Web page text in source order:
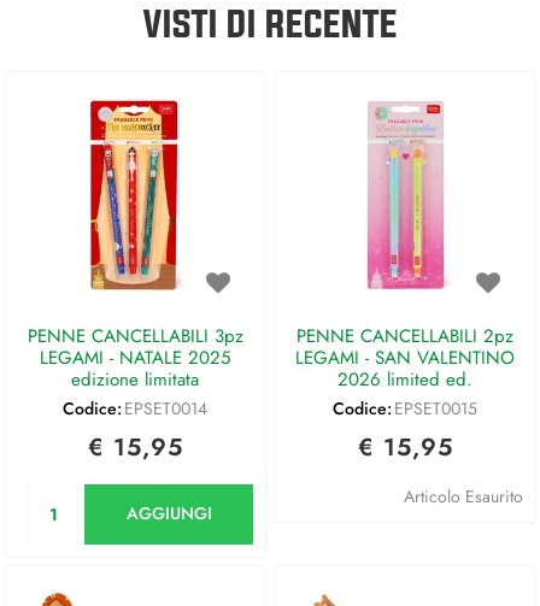
VISTI DI RECENTE
PENNE CANCELLABILI 3pz
LEGAMI - NATALE 2025
edizione limitata
Codice: EPSET0014
€ 15,95
AGGIUNGI
PENNE CANCELLABILI 2pz
LEGAMI - SAN VALENTINO
2026 limited ed.
Codice: EPSET0015
€ 15,95
Articolo Esaurito